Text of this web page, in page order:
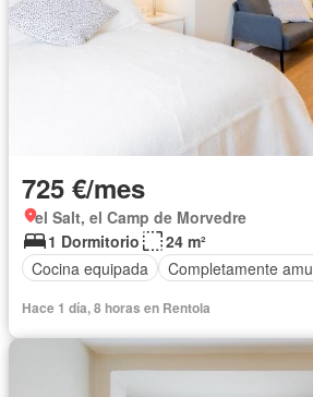
725 €/mes
el Salt, el Camp de Morvedre
1 Dormitorio
24 m²
Cocina equipada
Completamente
Hace 1 día, 8 horas en Rentola